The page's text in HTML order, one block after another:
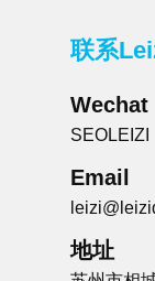
联系
Wechat
SEOLEIZI
Email
地址